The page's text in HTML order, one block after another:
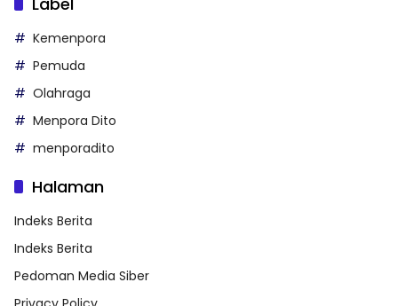
Kemenpora
Pemuda
Olahraga
Menpora Dito
menporadito
Halaman
Indeks Berita
Indeks Berita
Pedoman Media Siber